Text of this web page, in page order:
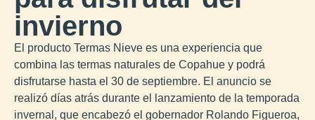
invierno
El producto Termas Nieve es una experiencia que
combina las termas naturales de Copahue y podrá
disfrutarse hasta el 30 de septiembre. El anuncio se
realizó días atrás durante el lanzamiento de la temporada
invernal, que encabezó el gobernador Rolando Figueroa,